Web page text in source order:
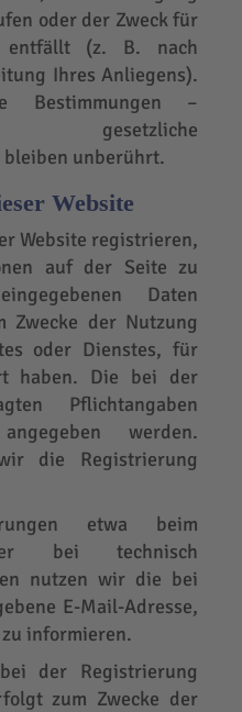
oder der Zweck für
entfällt (z. B. nach
Ihres Anliegens).
Bestimmungen –
gesetzliche
unberührt.
Website
Website registrieren,
auf der Seite zu
Daten
Zwecke der Nutzung
oder Dienstes, für
haben. Die bei der
Pflichtangaben
werden.
die Registrierung
etwa beim
bei technisch
nutzen wir die bei
E-Mail-Adresse,
zu informieren.
der Registrierung
zum Zwecke der